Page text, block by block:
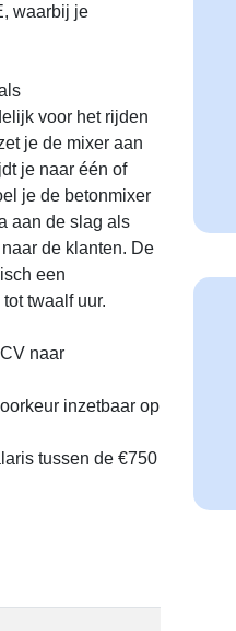
waarbij je
voor het rijden
je de mixer aan
je naar één of
je de betonmixer
aan de slag als
de klanten. De
een
twaalf uur.
naar
inzetbaar op
tussen de €750